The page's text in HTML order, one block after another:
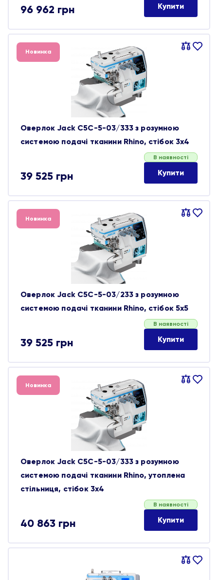
96 962 грн Купити
Порівняти
В
Новинка
Оверлок Jack C5C-5-03/333 з розумною
системою подачі тканини Rhino, стібок 3х4
39 525 грн
В наявності
Купити
Порівняти
В
Новинка
Оверлок Jack C5C-5-03/233 з розумною
системою подачі тканини Rhino, стібок 5х5
39 525 грн
В наявності
Купити
Порівняти
В
Новинка
Оверлок Jack C5C-5-03/333 з розумною
системою подачі тканини Rhino, утоплена
стільниця, стібок 3х4
40 863 грн
В наявності
Купити
Порівняти
В